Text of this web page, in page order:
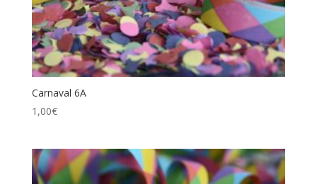
Carnaval 6A
1,00€